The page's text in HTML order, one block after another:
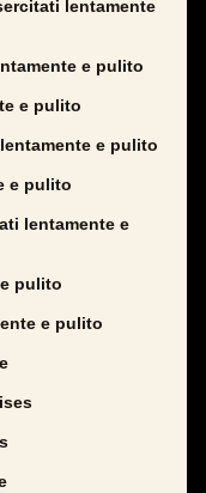
lentamente
e pulito
e pulito
e pulito
e pulito
lentamente e
pulito
e pulito